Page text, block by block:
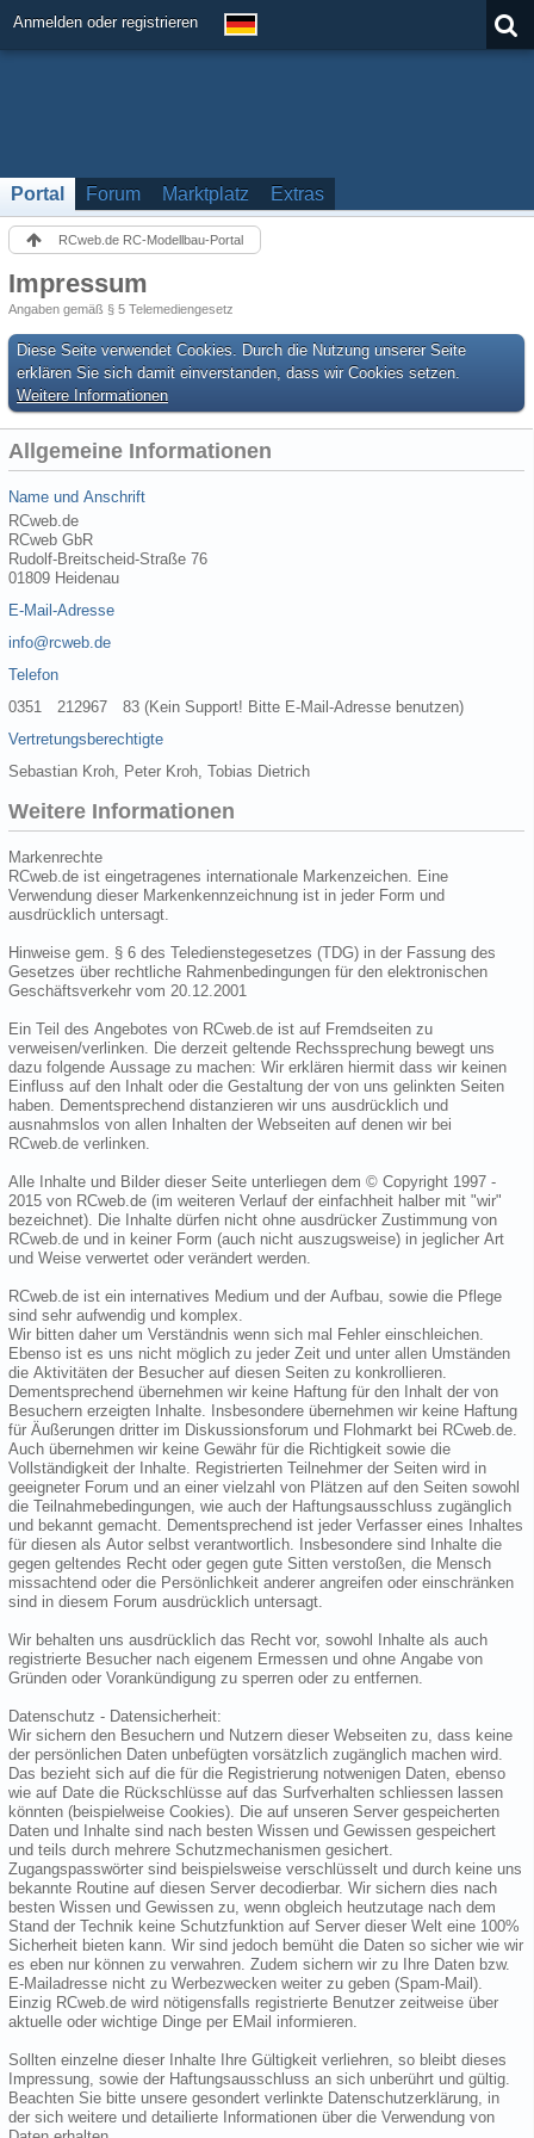
Anmelden oder registrieren
Portal Forum Marktplatz Extras
RCweb.de RC-Modellbau-Portal
Impressum
Angaben gemäß § 5 Telemediengesetz
Diese Seite verwendet Cookies. Durch die Nutzung unserer Seite
erklären Sie sich damit einverstanden, dass wir Cookies setzen.
Weitere Informationen
Allgemeine Informationen
Name und Anschrift
RCweb.de
RCweb GbR
Rudolf-Breitscheid-Straße 76
01809 Heidenau
E-Mail-Adresse
info@rcweb.de
Telefon
0351 212967 83 (Kein Support! Bitte E-Mail-Adresse benutzen)
Vertretungsberechtigte
Sebastian Kroh, Peter Kroh, Tobias Dietrich
Weitere Informationen
Markenrechte
RCweb.de ist eingetragenes internationale Markenzeichen. Eine
Verwendung dieser Markenkennzeichnung ist in jeder Form und
ausdrücklich untersagt.
Hinweise gem. § 6 des Teledienstegesetzes (TDG) in der Fassung des
Gesetzes über rechtliche Rahmenbedingungen für den elektronischen
Geschäftsverkehr vom 20.12.2001
Ein Teil des Angebotes von RCweb.de ist auf Fremdseiten zu
verweisen/verlinken. Die derzeit geltende Rechssprechung bewegt uns
dazu folgende Aussage zu machen: Wir erklären hiermit dass wir keinen
Einfluss auf den Inhalt oder die Gestaltung der von uns gelinkten Seiten
haben. Dementsprechend distanzieren wir uns ausdrücklich und
ausnahmslos von allen Inhalten der Webseiten auf denen wir bei
RCweb.de verlinken.
Alle Inhalte und Bilder dieser Seite unterliegen dem © Copyright 1997 -
2015 von RCweb.de (im weiteren Verlauf der einfachheit halber mit "wir"
bezeichnet). Die Inhalte dürfen nicht ohne ausdrücker Zustimmung von
RCweb.de und in keiner Form (auch nicht auszugsweise) in jeglicher Art
und Weise verwertet oder verändert werden.
RCweb.de ist ein internatives Medium und der Aufbau, sowie die Pflege
sind sehr aufwendig und komplex.
Wir bitten daher um Verständnis wenn sich mal Fehler einschleichen.
Ebenso ist es uns nicht möglich zu jeder Zeit und unter allen Umständen
die Aktivitäten der Besucher auf diesen Seiten zu konkrollieren.
Dementsprechend übernehmen wir keine Haftung für den Inhalt der von
Besuchern erzeigten Inhalte. Insbesondere übernehmen wir keine Haftung
für Äußerungen dritter im Diskussionsforum und Flohmarkt bei RCweb.de.
Auch übernehmen wir keine Gewähr für die Richtigkeit sowie die
Vollständigkeit der Inhalte. Registrierten Teilnehmer der Seiten wird in
geeigneter Forum und an einer vielzahl von Plätzen auf den Seiten sowohl
die Teilnahmebedingungen, wie auch der Haftungsausschluss zugänglich
und bekannt gemacht. Dementsprechend ist jeder Verfasser eines Inhaltes
für diesen als Autor selbst verantwortlich. Insbesondere sind Inhalte die
gegen geltendes Recht oder gegen gute Sitten verstoßen, die Mensch
missachtend oder die Persönlichkeit anderer angreifen oder einschränken
sind in diesem Forum ausdrücklich untersagt.
Wir behalten uns ausdrücklich das Recht vor, sowohl Inhalte als auch
registrierte Besucher nach eigenem Ermessen und ohne Angabe von
Gründen oder Vorankündigung zu sperren oder zu entfernen.
Datenschutz - Datensicherheit:
Wir sichern den Besuchern und Nutzern dieser Webseiten zu, dass keine
der persönlichen Daten unbefügten vorsätzlich zugänglich machen wird.
Das bezieht sich auf die für die Registrierung notwenigen Daten, ebenso
wie auf Date die Rückschlüsse auf das Surfverhalten schliessen lassen
könnten (beispielweise Cookies). Die auf unseren Server gespeicherten
Daten und Inhalte sind nach besten Wissen und Gewissen gespeichert
und teils durch mehrere Schutzmechanismen gesichert.
Zugangspasswörter sind beispielsweise verschlüsselt und durch keine uns
bekannte Routine auf diesen Server decodierbar. Wir sichern dies nach
besten Wissen und Gewissen zu, wenn obgleich heutzutage nach dem
Stand der Technik keine Schutzfunktion auf Server dieser Welt eine 100%
Sicherheit bieten kann. Wir sind jedoch bemüht die Daten so sicher wie wir
es eben nur können zu verwahren. Zudem sichern wir zu Ihre Daten bzw.
E-Mailadresse nicht zu Werbezwecken weiter zu geben (Spam-Mail).
Einzig RCweb.de wird nötigensfalls registrierte Benutzer zeitweise über
aktuelle oder wichtige Dinge per EMail informieren.
Sollten einzelne dieser Inhalte Ihre Gültigkeit verliehren, so bleibt dieses
Impressung, sowie der Haftungsausschluss an sich unberührt und gültig.
Beachten Sie bitte unsere gesondert verlinkte Datenschutzerklärung, in
der sich weitere und detailierte Informationen über die Verwendung von